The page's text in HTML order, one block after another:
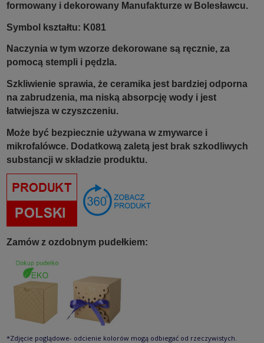
formowany i dekorowany Manufakturze w Bolesławcu.
Symbol kształtu: K081
Naczynia w tym wzorze dekorowane są ręcznie, za
pomocą stempli i pędzla.
Szkliwienie sprawia, że ceramika jest bardziej odporna
na zabrudzenia, ma niską absorpcję wody i jest
łatwiejsza w czyszczeniu.
Może być bezpiecznie używana w zmywarce i
mikrofalówce. Dodatkową zaletą jest brak szkodliwych
substancji w składzie produktu.
Zamów z ozdobnym pudełkiem:
*Zdjęcie poglądowe- odcienie kolorów mogą odbiegać od rzeczywistych.